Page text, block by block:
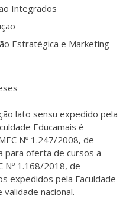
Integrados
Estratégica e Marketing
lato sensu expedido pela
Educamais é
Nº 1.247/2008, de
para oferta de cursos a
Nº 1.168/2018, de
expedidos pela Faculdade
nacional.